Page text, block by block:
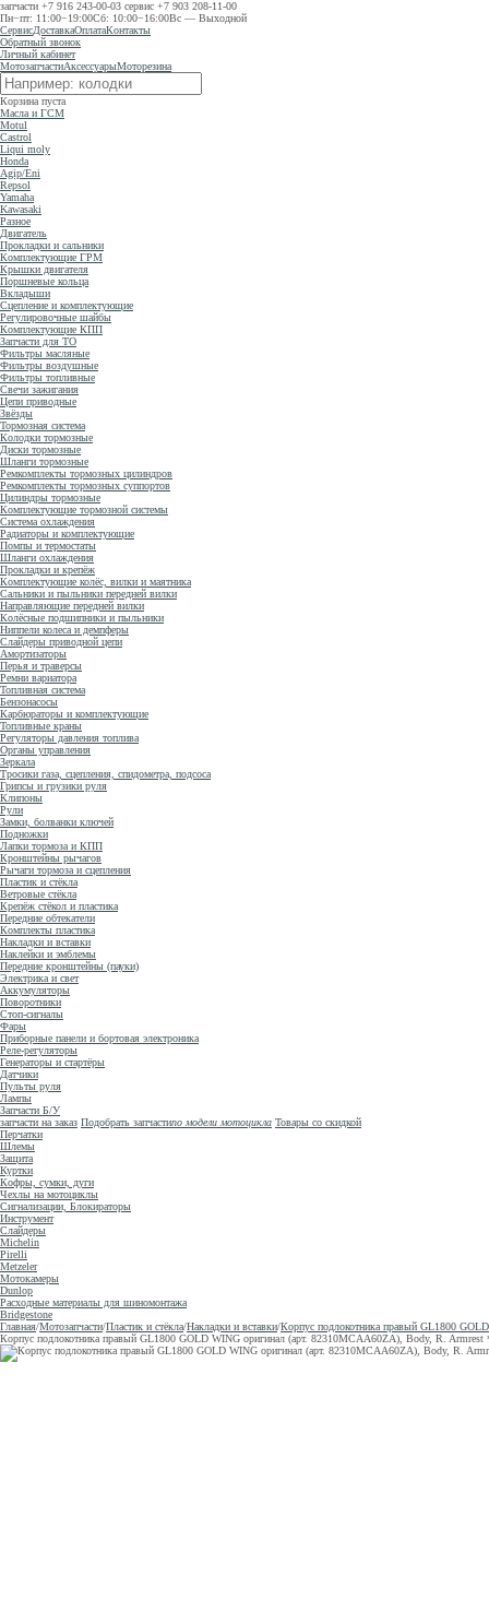
запчасти +7 916 243-00-03 сервис +7 903 208-11-00
Пн−пт: 11:00−19:00Сб: 10:00−16:00Вс — Выходной
СервисДоставкаОплатаКонтакты
Обратный звонок
Личный кабинет
МотозапчастиАксессуарыМоторезина
Корзина пуста
Масла и ГСМ
Motul
Castrol
Liqui moly
Honda
Agip/Eni
Repsol
Yamaha
Kawasaki
Разное
Двигатель
Прокладки и сальники
Комплектующие ГРМ
Крышки двигателя
Поршневые кольца
Вкладыши
Сцепление и комплектующие
Регулировочные шайбы
Комплектующие КПП
Запчасти для ТО
Фильтры масляные
Фильтры воздушные
Фильтры топливные
Свечи зажигания
Цепи приводные
Звёзды
Тормозная система
Колодки тормозные
Диски тормозные
Шланги тормозные
Ремкомплекты тормозных цилиндров
Ремкомплекты тормозных суппортов
Цилиндры тормозные
Комплектующие тормозной системы
Система охлаждения
Радиаторы и комплектующие
Помпы и термостаты
Шланги охлаждения
Прокладки и крепёж
Комплектующие колёс, вилки и маятника
Сальники и пыльники передней вилки
Направляющие передней вилки
Колёсные подшипники и пыльники
Ниппели колеса и демпферы
Слайдеры приводной цепи
Амортизаторы
Перья и траверсы
Ремни вариатора
Топливная система
Бензонасосы
Карбюраторы и комплектующие
Топливные краны
Регуляторы давления топлива
Органы управления
Зеркала
Тросики газа, сцепления, спидометра, подсоса
Грипсы и грузики руля
Клипоны
Рули
Замки, болванки ключей
Подножки
Лапки тормоза и КПП
Кронштейны рычагов
Рычаги тормоза и сцепления
Пластик и стёкла
Ветровые стёкла
Крепёж стёкол и пластика
Передние обтекатели
Комплекты пластика
Накладки и вставки
Наклейки и эмблемы
Передние кронштейны (пауки)
Электрика и свет
Аккумуляторы
Поворотники
Стоп-сигналы
Фары
Приборные панели и бортовая электроника
Реле-регуляторы
Генераторы и стартёры
Датчики
Пульты руля
Лампы
Запчасти Б/У
запчасти на заказ Подобрать запчастипо модели мотоцикла Товары со скидкой
Перчатки
Шлемы
Защита
Куртки
Кофры, сумки, дуги
Чехлы на мотоциклы
Сигнализации, Блокираторы
Инструмент
Слайдеры
Michelin
Pirelli
Metzeler
Мотокамеры
Dunlop
Расходные материалы для шиномонтажа
Bridgestone
Главная/Мотозапчасти/Пластик и стёкла/Накладки и вставки/Корпус подлокотника правый GL1800
Корпус подлокотника правый GL1800 GOLD WING оригинал (арт. 82310MCAA60ZA), Body, R.